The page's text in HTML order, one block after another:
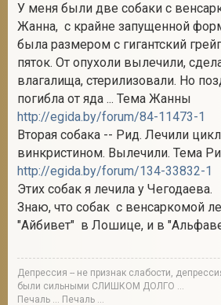
У меня были две собаки с
Жанна, с крайне запущенной
была размером с гигантский
пяток. От опухоли вылечили,
влагалища, стерилизовали. Но
погибла от яда ... Тема Жанны
http://egida.by/forum/84-11473-1
Вторая собака -- Рид. Лечили
винкристином. Вылечили. Тема
http://egida.by/forum/134-33832-1
Этих собак я лечила у Чегодаева.
Знаю, что собак с венсаркомой
"Айбивет" в Лошице, и в
Депрессия -- не признак слабости,
были сильными СЛИШКОМ ДОЛГО ...
Печаль ... Печаль ...